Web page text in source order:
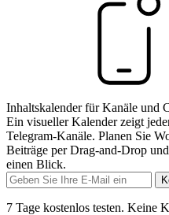
Inhaltskalender für Kanäle und
Ein visueller Kalender zeigt
Telegram-Kanäle. Planen Sie
Beiträge per Drag-and-Drop
einen Blick.
7 Tage kostenlos testen. Keine